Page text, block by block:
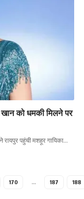
खान को धमकी मिलने पर
रायपुर पहुंची मशहूर गायिका…
170 … 187 188